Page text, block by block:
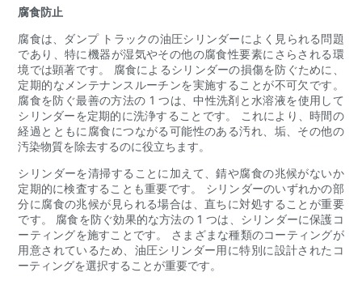
腐食防止
腐食は、ダンプ トラックの油圧シリンダーによく見られる問題
であり、特に機器が湿気やその他の腐食性要素にさらされる環
境では顕著です。 腐食によるシリンダーの損傷を防ぐために、
定期的なメンテナンスルーチンを実施することが不可欠です。
腐食を防ぐ最善の方法の 1 つは、中性洗剤と水溶液を使用して
シリンダーを定期的に洗浄することです。 これにより、時間の
経過とともに腐食につながる可能性のある汚れ、垢、その他の
汚染物質を除去するのに役立ちます。
シリンダーを清掃することに加えて、錆や腐食の兆候がないか
定期的に検査することも重要です。 シリンダーのいずれかの部
分に腐食の兆候が見られる場合は、直ちに対処することが重要
です。 腐食を防ぐ効果的な方法の 1 つは、シリンダーに保護コ
ーティングを施すことです。 さまざまな種類のコーティングが
用意されているため、油圧シリンダー用に特別に設計されたコ
ーティングを選択することが重要です。